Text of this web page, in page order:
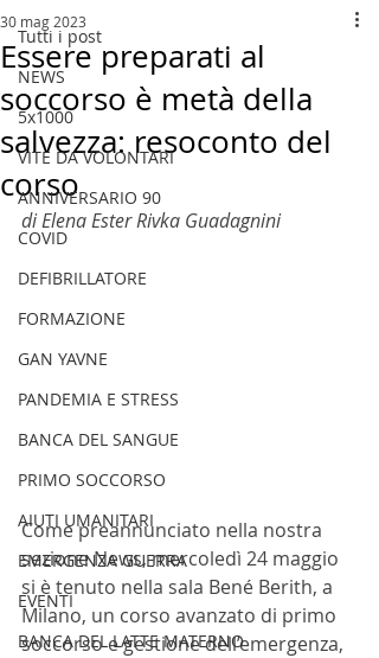
Tutti i post
NEWS
5x1000
VITE DA VOLONTARI
ANNIVERSARIO 90
COVID
DEFIBRILLATORE
FORMAZIONE
GAN YAVNE
PANDEMIA E STRESS
BANCA DEL SANGUE
PRIMO SOCCORSO
AIUTI UMANITARI
EMERGENZA GUERRA
EVENTI
BANCA DEL LATTE MATERNO
Essere preparati al
soccorso è metà della
salvezza: resoconto del
corso
30 mag 2023
di Elena Ester Rivka Guadagnini
Come preannunciato nella nostra
sezione News, mercoledì 24 maggio
si è tenuto nella sala Bené Berith, a
Milano, un corso avanzato di primo
soccorso e gestione dell’emergenza,